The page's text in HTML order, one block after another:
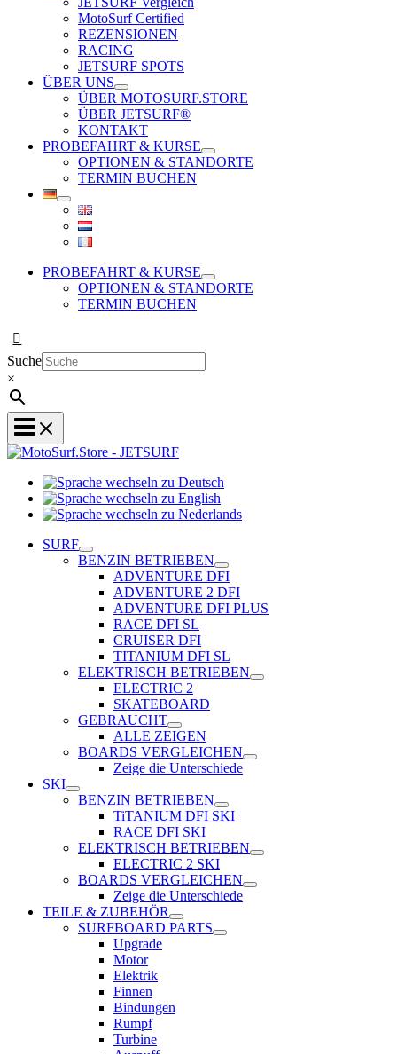
MotoSurf Certified
REZENSIONEN
RACING
JETSURF SPOTS
ÜBER UNS
ÜBER MOTOSURF.STORE
ÜBER JETSURF®
KONTAKT
PROBEFAHRT & KURSE
OPTIONEN & STANDORTE
TERMIN BUCHEN
PROBEFAHRT & KURSE
OPTIONEN & STANDORTE
TERMIN BUCHEN
Suche
×
zu
wechseln
Sprache
SURF
BENZIN BETRIEBEN
ADVENTURE DFI
ADVENTURE 2 DFI
ADVENTURE DFI PLUS
RACE DFI SL
CRUISER DFI
TITANIUM DFI SL
ELEKTRISCH BETRIEBEN
ELECTRIC 2
SKATEBOARD
GEBRAUCHT
ALLE ZEIGEN
BOARDS VERGLEICHEN
Zeige die Unterschiede
SKI
BENZIN BETRIEBEN
TiTANIUM DFI SKI
RACE DFI SKI
ELEKTRISCH BETRIEBEN
ELECTRIC 2 SKI
BOARDS VERGLEICHEN
Zeige die Unterschiede
TEILE & ZUBEHÖR
SURFBOARD PARTS
Upgrade
Motor
Elektrik
Finnen
Bindungen
Rumpf
Turbine